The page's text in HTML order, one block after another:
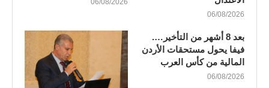
06/08/2026
06/08/2026
بعد 8 أشهر من التأخير….
فيفا يحول مستحقات الأردن
المالية من كأس العرب
06/08/2026